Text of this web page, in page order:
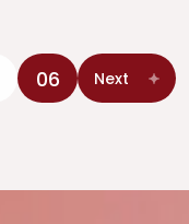
06 Next